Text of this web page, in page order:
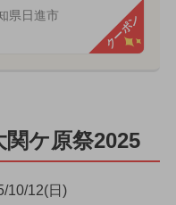
県日進市 クーポン
関ケ原祭2025
10/12(日)